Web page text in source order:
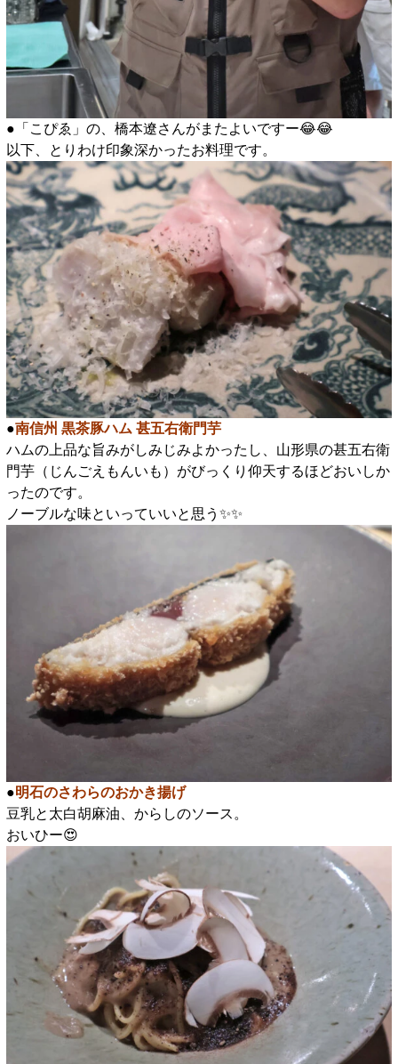
●「こぴゑ」の、橋本遼さんがまたよいですー😂😂
以下、とりわけ印象深かったお料理です。
●南信州 黒茶豚ハム 甚五右衛門芋
ハムの上品な旨みがしみじみよかったし、山形県の甚五右衛
門芋（じんごえもんいも）がびっくり仰天するほどおいしか
ったのです。
ノーブルな味といっていいと思う✨️✨️
●明石のさわらのおかき揚げ
豆乳と太白胡麻油、からしのソース。
おいひー😍